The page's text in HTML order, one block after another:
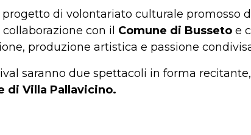
progetto di volontariato culturale promosso
collaborazione con il Comune di Busseto e
produzione artistica e passione
saranno due spettacoli in forma
di Villa Pallavicino.